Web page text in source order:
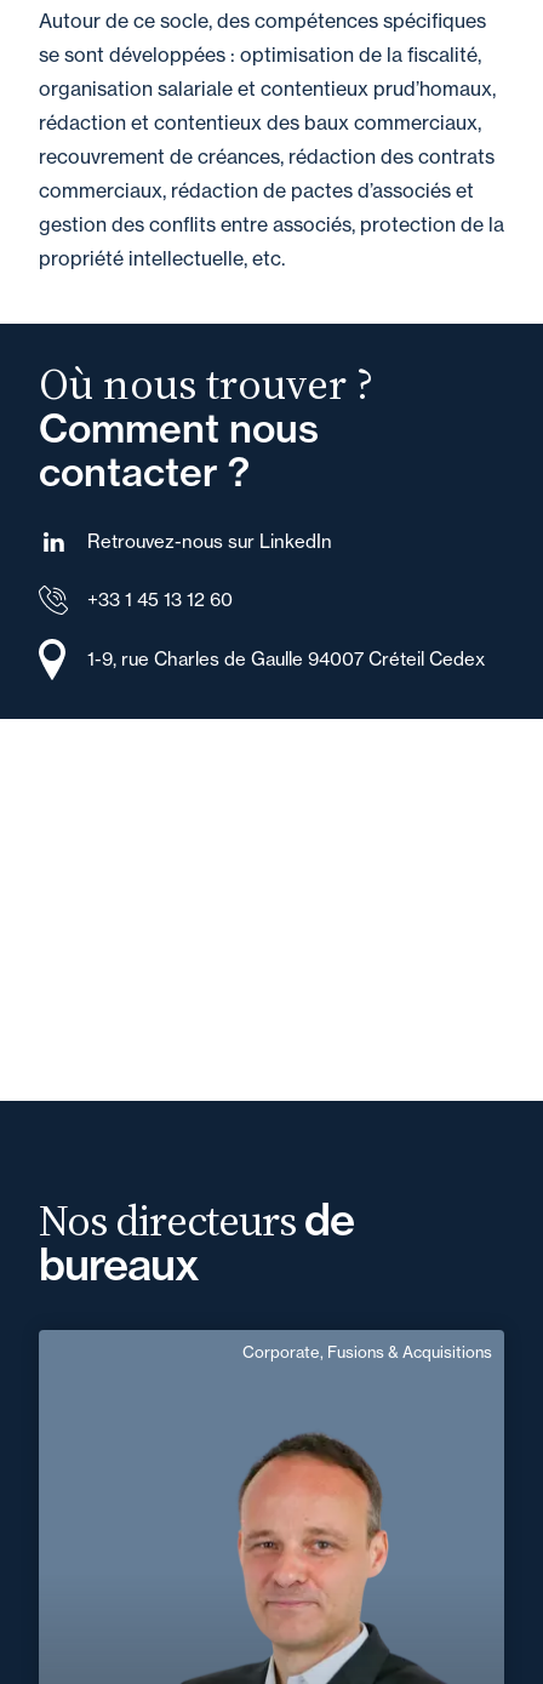
Autour de ce socle, des compétences spécifiques
se sont développées : optimisation de la fiscalité,
organisation salariale et contentieux prud’homaux,
rédaction et contentieux des baux commerciaux,
recouvrement de créances, rédaction des contrats
commerciaux, rédaction de pactes d’associés et
gestion des conflits entre associés, protection de la
propriété intellectuelle, etc.
Où nous trouver ?
Comment nous
contacter ?
Retrouvez-nous sur LinkedIn
+33 1 45 13 12 60
1-9, rue Charles de Gaulle 94007 Créteil Cedex
Nos directeursde
bureaux
Corporate, Fusions & Acquisitions
Domaine d’expertises :
Corporate, Fusions & Acquisitions
david.treguer@fidal.com